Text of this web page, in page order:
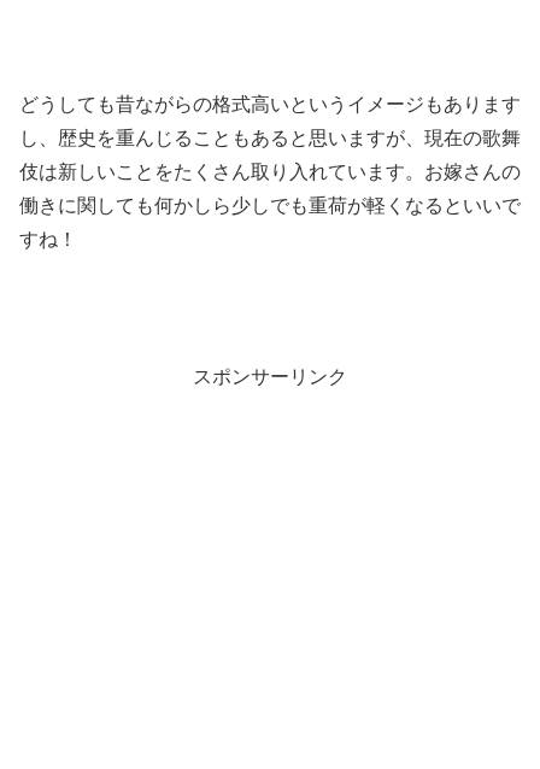
どうしても昔ながらの格式高いというイメージもあります
し、歴史を重んじることもあると思いますが、現在の歌舞
伎は新しいことをたくさん取り入れています。お嫁さんの
働きに関しても何かしら少しでも重荷が軽くなるといいで
すね！
スポンサーリンク